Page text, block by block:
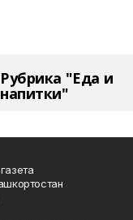
Рубрика "Еда и
напитки"